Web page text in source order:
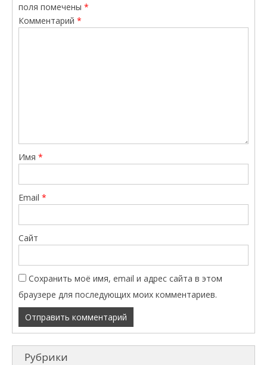
поля помечены *
Комментарий *
Имя *
Email *
Сайт
Сохранить моё имя, email и адрес сайта в этом
браузере для последующих моих комментариев.
Рубрики